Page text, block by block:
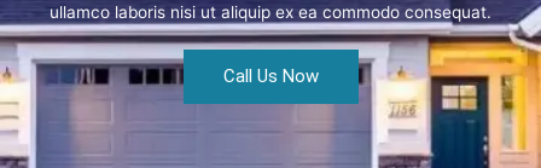
ullamco laboris nisi ut aliquip ex ea commodo consequat.
Call Us Now